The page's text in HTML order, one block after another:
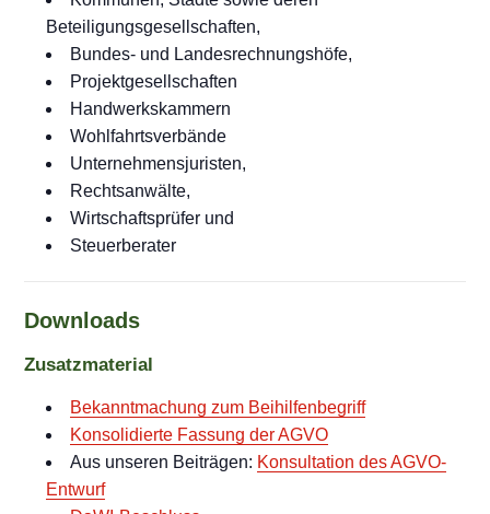
Beteiligungsgesellschaften,
Bundes- und Landesrechnungshöfe,
Projektgesellschaften
Handwerkskammern
Wohlfahrtsverbände
Unternehmensjuristen,
Rechtsanwälte,
Wirtschaftsprüfer und
Steuerberater
Downloads
Zusatzmaterial
Bekanntmachung zum Beihilfenbegriff
Konsolidierte Fassung der AGVO
Aus unseren Beiträgen: Konsultation des AGVO-
Entwurf